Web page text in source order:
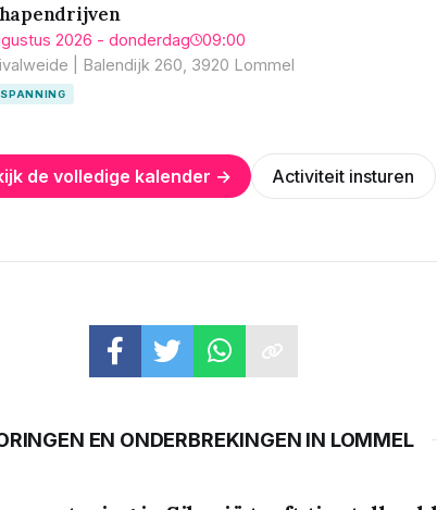
2026 - donderdag
09:00
| Balendijk 260, 3920 Lommel
de volledige kalender → Activiteit insturen
EN ONDERBREKINGEN IN LOMMEL